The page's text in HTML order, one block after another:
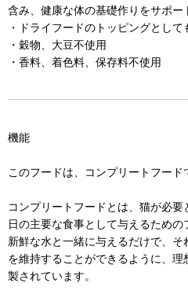
含み、健康な体の基礎作りをサポー
・ドライフードのトッピングとして
・穀物、大豆不使用
・香料、着色料、保存料不使用
機能
このフードは、コンプリートフード
コンプリートフードとは、猫が必
日の主要な食事として与えるための
新鮮な水と一緒に与えるだけで、
を維持することができるように、
製されています。